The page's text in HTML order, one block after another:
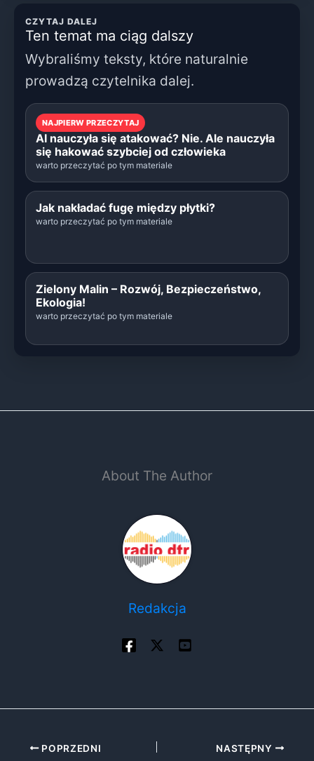
CZYTAJ DALEJ
Ten temat ma ciąg dalszy
Wybraliśmy teksty, które naturalnie
prowadzą czytelnika dalej.
NAJPIERW PRZECZYTAJ
AI nauczyła się atakować? Nie. Ale nauczyła
się hakować szybciej od człowieka
warto przeczytać po tym materiale
Jak nakładać fugę między płytki?
warto przeczytać po tym materiale
Zielony Malin – Rozwój, Bezpieczeństwo,
Ekologia!
warto przeczytać po tym materiale
About The Author
Redakcja
POPRZEDNI NASTĘPNY